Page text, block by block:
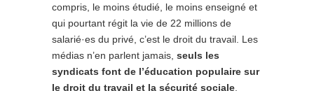
compris, le moins étudié, le moins enseigné et
qui pourtant régit la vie de 22 millions de
salarié·es du privé, c’est le droit du travail. Les
médias n’en parlent jamais, seuls les
syndicats font de l’éducation populaire sur
le droit du travail et la sécurité sociale